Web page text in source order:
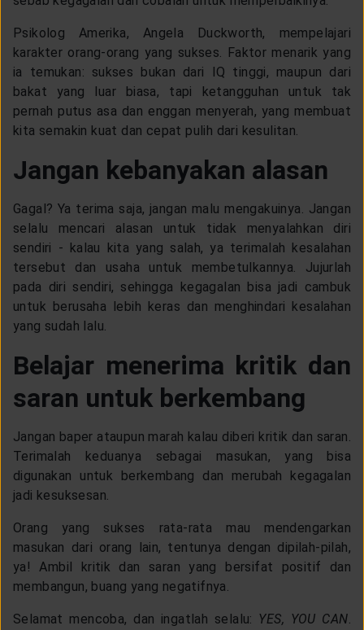
Psikolog Amerika, Angela Duckworth, mempelajari
karakter orang-orang yang sukses. Faktor menarik yang
ia temukan: sukses bukan dari IQ tinggi, maupun dari
bakat yang luar biasa, tapi ketangguhan untuk tak
pernah putus asa dan enggan menyerah, yang membuat
kita semakin kuat dan cepat pulih dari kesulitan.
Jangan kebanyakan alasan
Gagal? Ya terima saja, jangan malu mengakuinya. Jangan
selalu mencari alasan untuk tidak menyalahkan diri
sendiri - kalau kita yang salah, ya terimalah kesalahan
tersebut dan usaha untuk membetulkannya. Jujurlah
pada diri sendiri, sehingga kegagalan bisa jadi cambuk
untuk berusaha lebih keras dan menghindari kesalahan
yang sudah lalu.
Belajar menerima kritik dan
saran untuk berkembang
Jangan baper ataupun marah kalau diberi kritik dan saran.
Terimalah keduanya sebagai masukan, yang bisa
digunakan untuk berkembang dan merubah kegagalan
jadi kesuksesan.
Orang yang sukses rata-rata mau mendengarkan
masukan dari orang lain, tentunya dengan dipilah-pilah,
ya! Ambil kritik dan saran yang bersifat positif dan
membangun, buang yang negatifnya.
Selamat mencoba, dan ingatlah selalu: YES, YOU CAN